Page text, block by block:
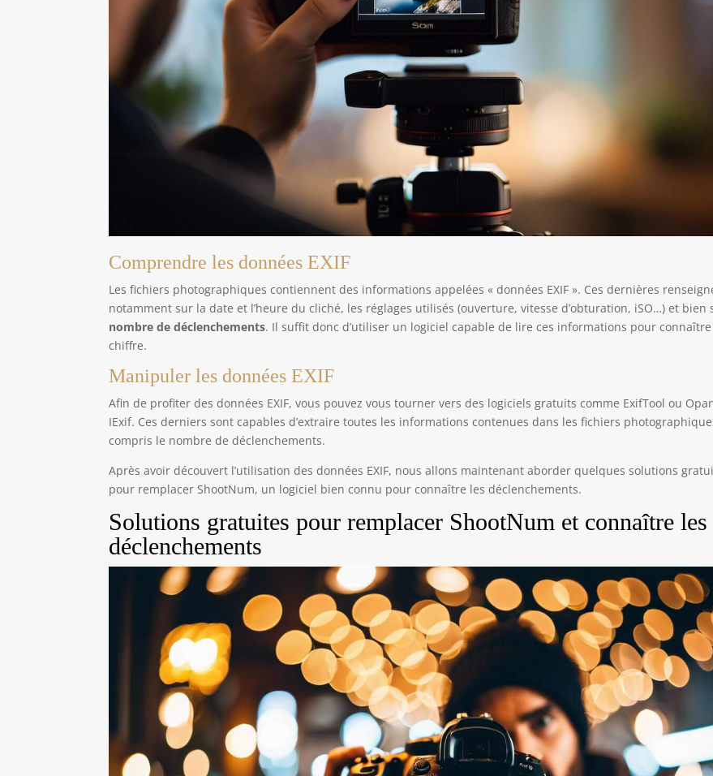
Comprendre les données EXIF
Les fichiers photographiques contiennent des informations appelées « données EXIF ». Ces dernières
notamment sur la date et l’heure du cliché, les réglages utilisés (ouverture, vitesse d’obturation, iSO…) et bien
nombre de déclenchements. Il suffit donc d’utiliser un logiciel capable de lire ces informations pour connaître
chiffre.
Manipuler les données EXIF
Afin de profiter des données EXIF, vous pouvez vous tourner vers des logiciels gratuits comme ExifTool ou
IExif. Ces derniers sont capables d’extraire toutes les informations contenues dans les fichiers
compris le nombre de déclenchements.
Après avoir découvert l’utilisation des données EXIF, nous allons maintenant aborder quelques solutions
pour remplacer ShootNum, un logiciel bien connu pour connaître les déclenchements.
Solutions gratuites pour remplacer ShootNum et connaître les
déclenchements